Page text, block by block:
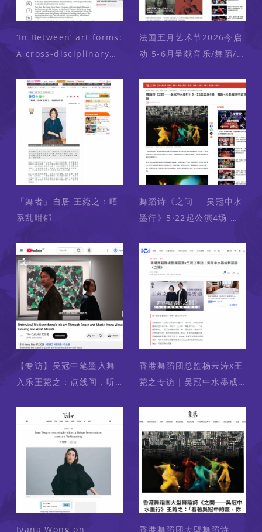
‘In Between’ art forms:
A cross-disciplinary
Wu Guanzhong
法国五月艺术节2026今启
动 5-6月呈献音乐/舞蹈/美
「舞者」自居 王菀之：唔
系乱咁郁
舞蹈诗《之间──吴冠中水
墨行》5·22起公演4场 舞
【专访】吴冠中笔墨入舞
入乐王菀之：点线间，听
香港舞蹈团总监杨云涛x王
菀之专访｜吴冠中水墨成
Ivana Wong on 香港舞蹈团大型舞蹈诗